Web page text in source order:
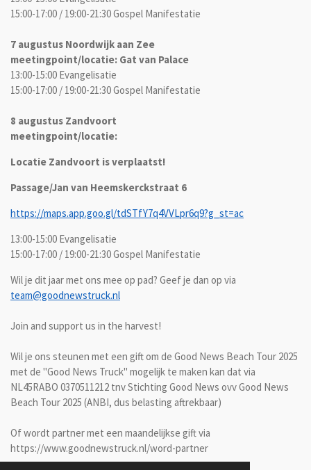
15:00-17:00 / 19:00-21:30 Gospel Manifestatie
7 augustus Noordwijk aan Zee
meetingpoint/locatie: Gat van Palace
13:00-15:00 Evangelisatie
15:00-17:00 / 19:00-21:30 Gospel Manifestatie
8 augustus Zandvoort
meetingpoint/locatie:
Locatie Zandvoort is verplaatst!
Passage/Jan van Heemskerckstraat 6
https://maps.app.goo.gl/tdSTfY7q4VVLpr6q9?g_st=ac
13:00-15:00 Evangelisatie
15:00-17:00 / 19:00-21:30 Gospel Manifestatie
Wil je dit jaar met ons mee op pad? Geef je dan op via
team@goodnewstruck.nl
Join and support us in the harvest!
Wil je ons steunen met een gift om de Good News Beach Tour 2025
met de "Good News Truck" mogelijk te maken kan dat via
NL45RABO 0370511212 tnv Stichting Good News ovv Good News
Beach Tour 2025 (ANBI, dus belasting aftrekbaar)
Of wordt partner met een maandelijkse gift via
https://www.goodnewstruck.nl/word-partner